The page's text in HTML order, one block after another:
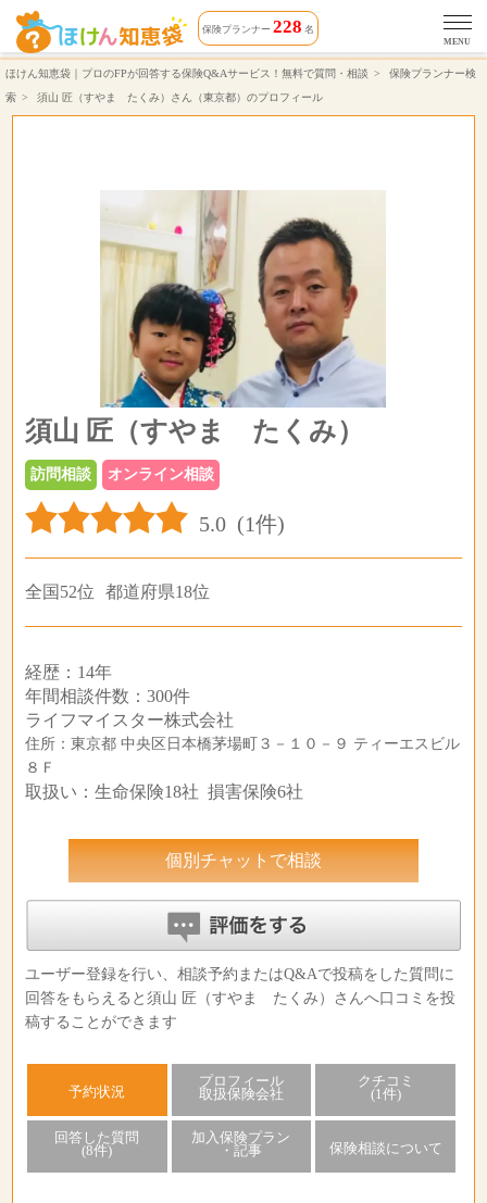
須山 匠（すやま たくみ）さん（対応エリア 神奈川県）相談できる保険プランナーのプロフィール | ほけん知恵袋
保険プランナー 228 名
MENU
ほけん知恵袋｜プロのFPが回答する保険Q&Aサービス！無料で質問・相談
保険プランナー検
索
須山 匠（すやま たくみ）さん（東京都）のプロフィール
須山 匠（すやま たくみ）
訪問相談 オンライン相談
5.0 (1件)
全国52位 都道府県18位
経歴：14年
年間相談件数：300件
ライフマイスター株式会社
住所：東京都 中央区日本橋茅場町３－１０－９ ティーエスビル
８Ｆ
取扱い：生命保険18社 損害保険6社
個別チャットで相談
ユーザー登録を行い、相談予約またはQ&Aで投稿をした質問に
回答をもらえると須山 匠（すやま たくみ）さんへ口コミを投
稿することができます
予約状況
プロフィール
取扱保険会社
クチコミ
(1件)
回答した質問
(8件)
加入保険プラン
・記事
保険相談について